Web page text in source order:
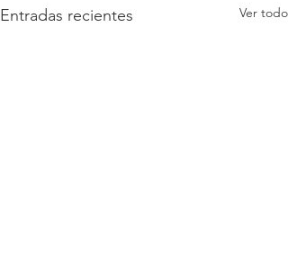
Entradas recientes Ver todo